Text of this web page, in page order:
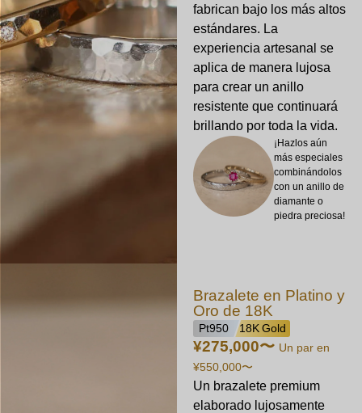
fabrican bajo los más altos
estándares. La
experiencia artesanal se
aplica de manera lujosa
para crear un anillo
resistente que continuará
brillando por toda la vida.
¡Hazlos aún
más especiales
combinándolos
con un anillo de
diamante o
piedra preciosa!
Brazalete en Platino y
Oro de 18K
Pt950 18K Gold
¥275,000〜 Un par en
¥550,000〜
Un brazalete premium
elaborado lujosamente